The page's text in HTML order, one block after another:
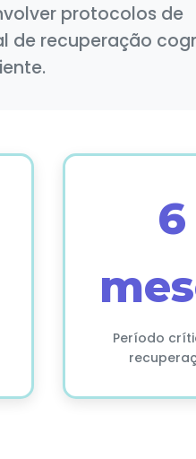
protocolos de
de recuperação
6
Período